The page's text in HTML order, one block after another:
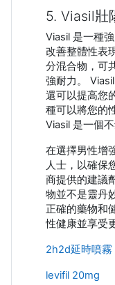
5. Viasil壯
Viasil 是一種
改善整體性表
分混合物，可
強耐力。
還可以提高您
種可以將您的
Viasil 是一個不
在選擇男性增
人士，以確保
商提供的建議
物並不是靈丹
正確的藥物和
性健康並享受
2h2d延時噴霧
levifil 20mg